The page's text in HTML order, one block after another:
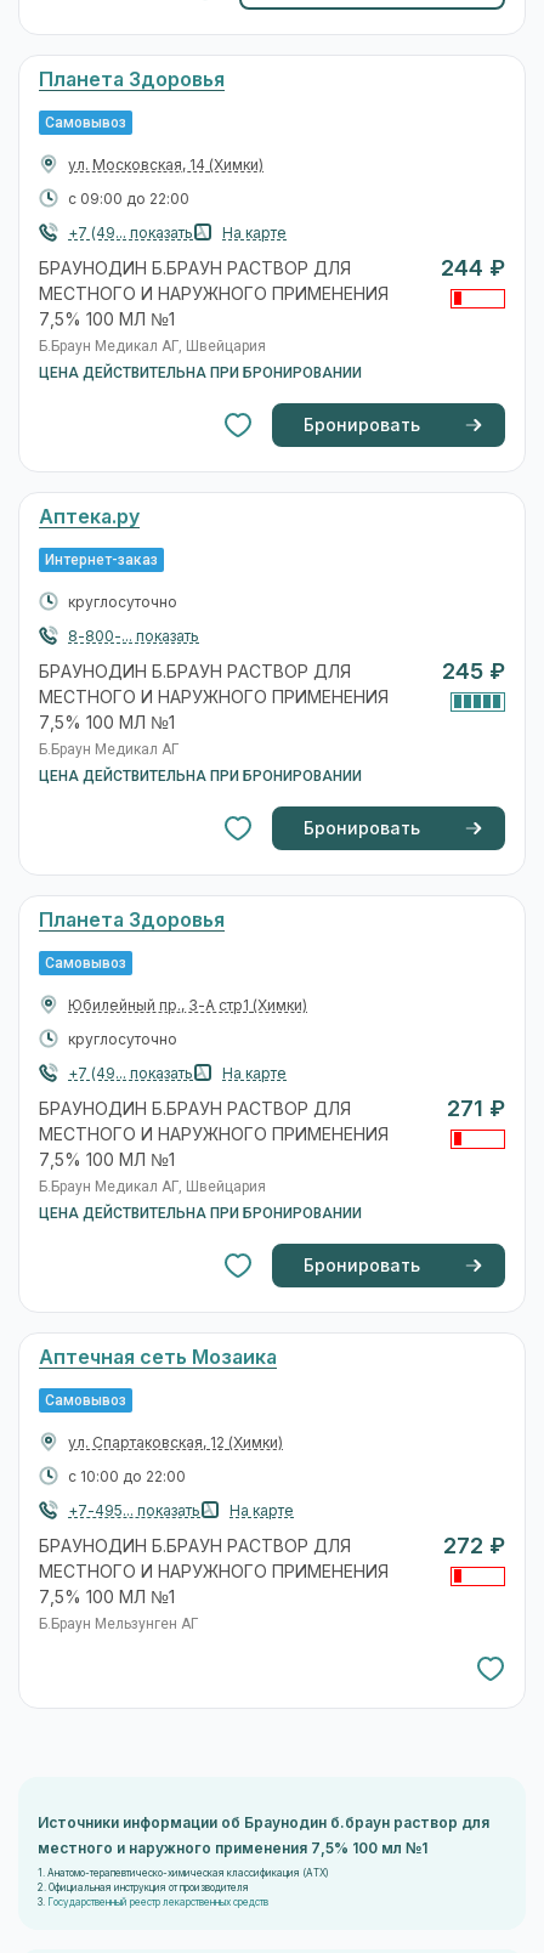
Планета Здоровья
Самовывоз
ул. Московская, 14 (Химки)
с 09:00 до 22:00
+7 (49... показать
На карте
БРАУНОДИН Б.БРАУН РАСТВОР ДЛЯ
МЕСТНОГО И НАРУЖНОГО ПРИМЕНЕНИЯ
7,5% 100 МЛ №1
Б.Браун Медикал АГ, Швейцария
ЦЕНА ДЕЙСТВИТЕЛЬНА ПРИ БРОНИРОВАНИИ
244 ₽
Бронировать
Аптека.ру
Интернет-заказ
круглосуточно
8-800-... показать
БРАУНОДИН Б.БРАУН РАСТВОР ДЛЯ
МЕСТНОГО И НАРУЖНОГО ПРИМЕНЕНИЯ
7,5% 100 МЛ №1
Б.Браун Медикал АГ
ЦЕНА ДЕЙСТВИТЕЛЬНА ПРИ БРОНИРОВАНИИ
245 ₽
Бронировать
Планета Здоровья
Самовывоз
Юбилейный пр., 3-А стр1 (Химки)
круглосуточно
+7 (49... показать
На карте
БРАУНОДИН Б.БРАУН РАСТВОР ДЛЯ
МЕСТНОГО И НАРУЖНОГО ПРИМЕНЕНИЯ
7,5% 100 МЛ №1
Б.Браун Медикал АГ, Швейцария
ЦЕНА ДЕЙСТВИТЕЛЬНА ПРИ БРОНИРОВАНИИ
271 ₽
Бронировать
Аптечная сеть Мозаика
Самовывоз
ул. Спартаковская, 12 (Химки)
с 10:00 до 22:00
+7-495... показать
На карте
БРАУНОДИН Б.БРАУН РАСТВОР ДЛЯ
МЕСТНОГО И НАРУЖНОГО ПРИМЕНЕНИЯ
7,5% 100 МЛ №1
Б.Браун Мельзунген АГ
272 ₽
Источники информации об Браунодин б.браун раствор для
местного и наружного применения 7,5% 100 мл №1
1. Анатомо-терапевтическо-химическая классификация (ATX)
2. Официальная инструкция от производителя
3.
Государственный реестр лекарственных средств